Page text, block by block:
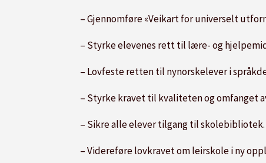
– Gjennomføre «Veikart for universelt
– Styrke elevenes rett til lære- og
– Lovfeste retten til nynorskelever i
– Styrke kravet til kvaliteten og omfanget
– Sikre alle elever tilgang til skolebibliotek.
– Videreføre lovkravet om leirskole i ny